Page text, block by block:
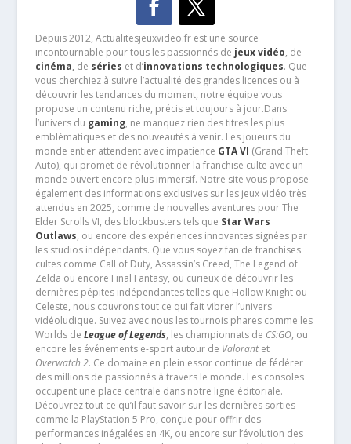
Depuis 2012, Actualitesjeuxvideo.fr est une source
incontournable pour tous les passionnés de jeux vidéo, de
cinéma,de séries et d’innovations technologiques. Que
vous cherchiez à suivre l’actualité des grandes licences ou à
découvrir les tendances du moment, notre équipe vous
propose un contenu riche, précis et toujours à jour.Dans
l’univers du gaming, ne manquez rien des titres les plus
emblématiques et des nouveautés à venir. Les joueurs du
monde entier attendent avec impatience GTA VI (Grand Theft
Auto), qui promet de révolutionner la franchise culte avec un
monde ouvert encore plus immersif. Notre site vous propose
également des informations exclusives sur les jeux vidéo très
attendus en 2025, comme de nouvelles aventures pour The
Elder Scrolls VI, des blockbusters tels que Star Wars
Outlaws, ou encore des expériences innovantes signées par
les studios indépendants. Que vous soyez fan de franchises
cultes comme Call of Duty, Assassin’s Creed, The Legend of
Zelda ou encore Final Fantasy, ou curieux de découvrir les
dernières pépites indépendantes telles que Hollow Knight ou
Celeste, nous couvrons tout ce qui fait vibrer l’univers
vidéoludique. Suivez avec nous les tournois phares comme les
Worlds de League of Legends, les championnats de CS:GO, ou
encore les événements e-sport autour de Valorantet
Overwatch 2. Ce domaine en plein essor continue de fédérer
des millions de passionnés à travers le monde. Les consoles
occupent une place centrale dans notre ligne éditoriale.
Découvrez tout ce qu’il faut savoir sur les dernières sorties
comme la PlayStation 5 Pro, conçue pour offrir des
performances inégalées en 4K, ou encore sur l’évolution des